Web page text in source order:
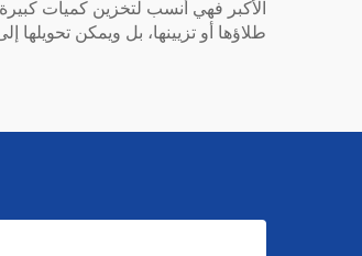
الأكبر فهي أنسب لتخزين كميات
طلاؤها أو تزيينها، بل ويمكن تحويلها